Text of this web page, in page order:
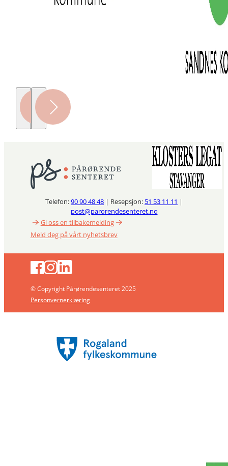
Telefon:90 90 48 48 | Resepsjon: 51 53 11 11 |
post@parorendesenteret.no
Gi oss en tilbakemelding
Meld deg på vårt nyhetsbrev
© Copyright Pårørendesenteret 2025
Personvernerklæring